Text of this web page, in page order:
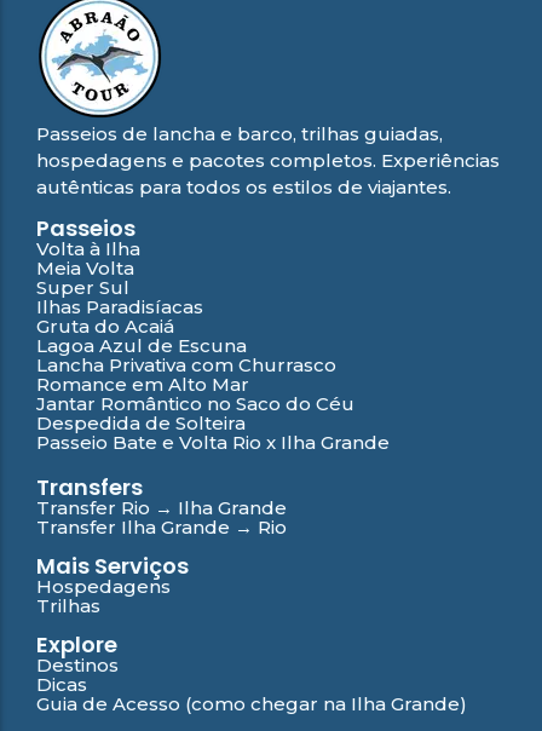
Passeios de lancha e barco, trilhas guiadas,
hospedagens e pacotes completos. Experiências
autênticas para todos os estilos de viajantes.
Passeios
Volta à Ilha
Meia Volta
Super Sul
Ilhas Paradisíacas
Gruta do Acaiá
Lagoa Azul de Escuna
Lancha Privativa com Churrasco
Romance em Alto Mar
Jantar Romântico no Saco do Céu
Despedida de Solteira
Passeio Bate e Volta Rio x Ilha Grande
Transfers
Transfer Rio → Ilha Grande
Transfer Ilha Grande → Rio
Mais Serviços
Hospedagens
Trilhas
Explore
Destinos
Dicas
Guia de Acesso (como chegar na Ilha Grande)